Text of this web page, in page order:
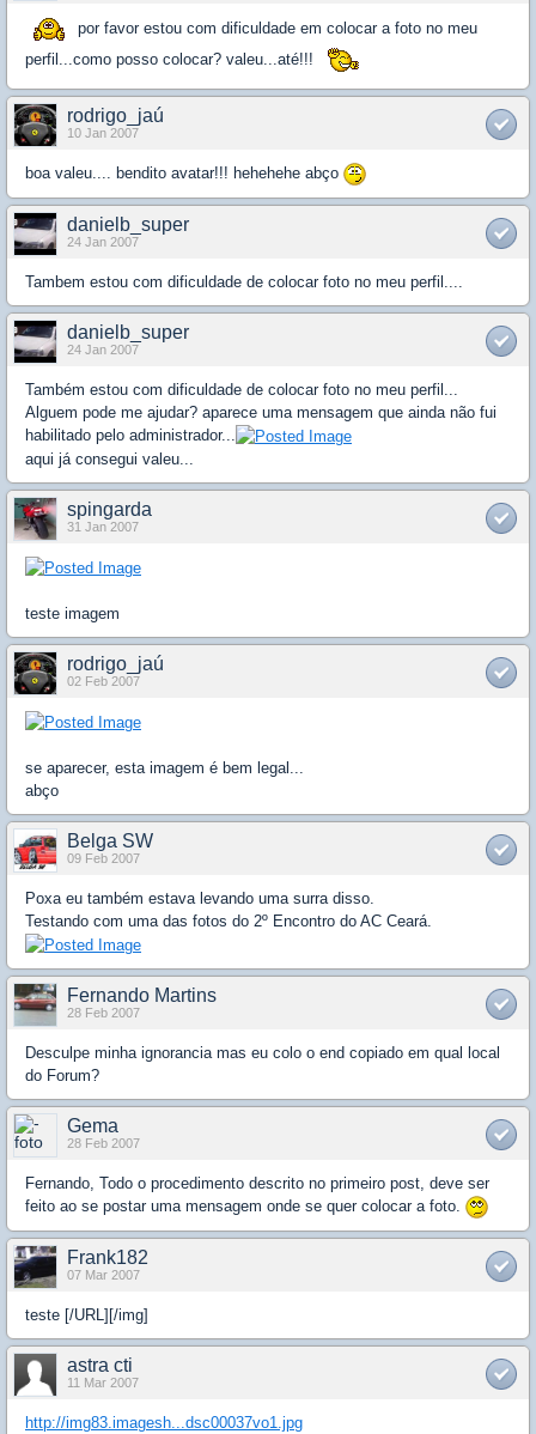
por favor estou com dificuldade em colocar a foto no meu
perfil...como posso colocar? valeu...até!!!
rodrigo_jaú
10 Jan 2007
boa valeu.... bendito avatar!!! hehehehe abço
danielb_super
24 Jan 2007
Tambem estou com dificuldade de colocar foto no meu perfil....
danielb_super
24 Jan 2007
Também estou com dificuldade de colocar foto no meu perfil...
Alguem pode me ajudar? aparece uma mensagem que ainda não fui
habilitado pelo administrador...
aqui já consegui valeu...
spingarda
31 Jan 2007
teste imagem
rodrigo_jaú
02 Feb 2007
se aparecer, esta imagem é bem legal...
abço
Belga SW
09 Feb 2007
Poxa eu também estava levando uma surra disso.
Testando com uma das fotos do 2º Encontro do AC Ceará.
Fernando Martins
28 Feb 2007
Desculpe minha ignorancia mas eu colo o end copiado em qual local
do Forum?
Gema
28 Feb 2007
Fernando, Todo o procedimento descrito no primeiro post, deve ser
feito ao se postar uma mensagem onde se quer colocar a foto.
Frank182
07 Mar 2007
teste [/URL][/img]
astra cti
11 Mar 2007
http://img83.imagesh...dsc00037vo1.jpg